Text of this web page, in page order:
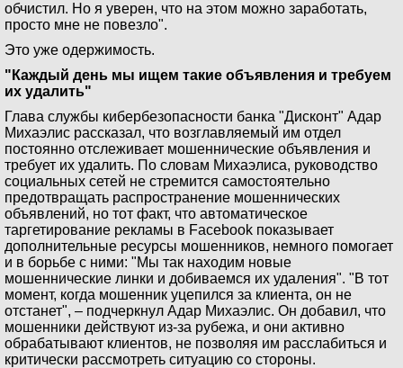
обчистил. Но я уверен, что на этом можно заработать,
просто мне не повезло".
Это уже одержимость.
"Каждый день мы ищем такие объявления и требуем
их удалить"
Глава службы кибербезопасности банка "Дисконт" Адар
Михаэлис рассказал, что возглавляемый им отдел
постоянно отслеживает мошеннические объявления и
требует их удалить. По словам Михаэлиса, руководство
социальных сетей не стремится самостоятельно
предотвращать распространение мошеннических
объявлений, но тот факт, что автоматическое
таргетирование рекламы в Facebook показывает
дополнительные ресурсы мошенников, немного помогает
и в борьбе с ними: "Мы так находим новые
мошеннические линки и добиваемся их удаления". "В тот
момент, когда мошенник уцепился за клиента, он не
отстанет", – подчеркнул Адар Михаэлис. Он добавил, что
мошенники действуют из-за рубежа, и они активно
обрабатывают клиентов, не позволяя им расслабиться и
критически рассмотреть ситуацию со стороны.